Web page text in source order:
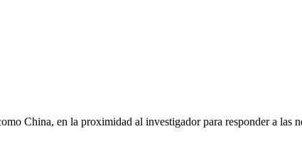
China, en la proximidad al investigador para responder a las